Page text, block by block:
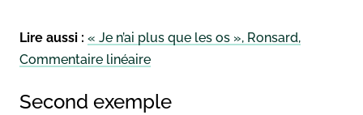
Lire aussi : « Je n’ai plus que les os », Ronsard,
Commentaire linéaire
Second exemple